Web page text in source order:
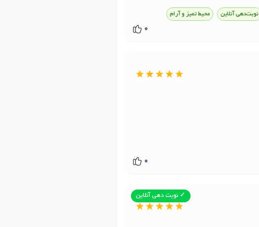
نوبت‌دهی آنلاین محیط تمیز و آرام
0
0
✓ نوبت دهی آنلاین